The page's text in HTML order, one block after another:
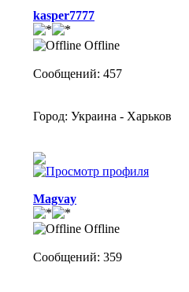
kasper7777
Offline
Сообщений: 457
Город: Украина - Харьков
Magvay
Offline
Сообщений: 359